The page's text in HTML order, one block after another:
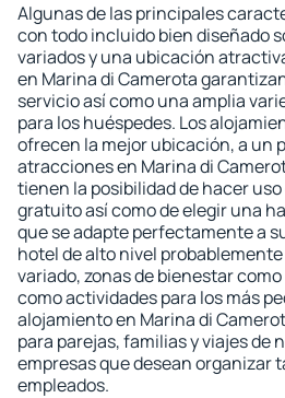
Algunas de las principales
con todo incluido bien diseñado
variados y una ubicación
en Marina di Camerota
servicio así como una amplia
para los huéspedes. Los
ofrecen la mejor ubicación, a un
atracciones en Marina di
tienen la posibilidad de hacer
gratuito así como de elegir una
que se adapte perfectamente a
hotel de alto nivel
variado, zonas de bienestar
como actividades para los más
alojamiento en Marina di
para parejas, familias y viajes de
empresas que desean organizar
empleados.